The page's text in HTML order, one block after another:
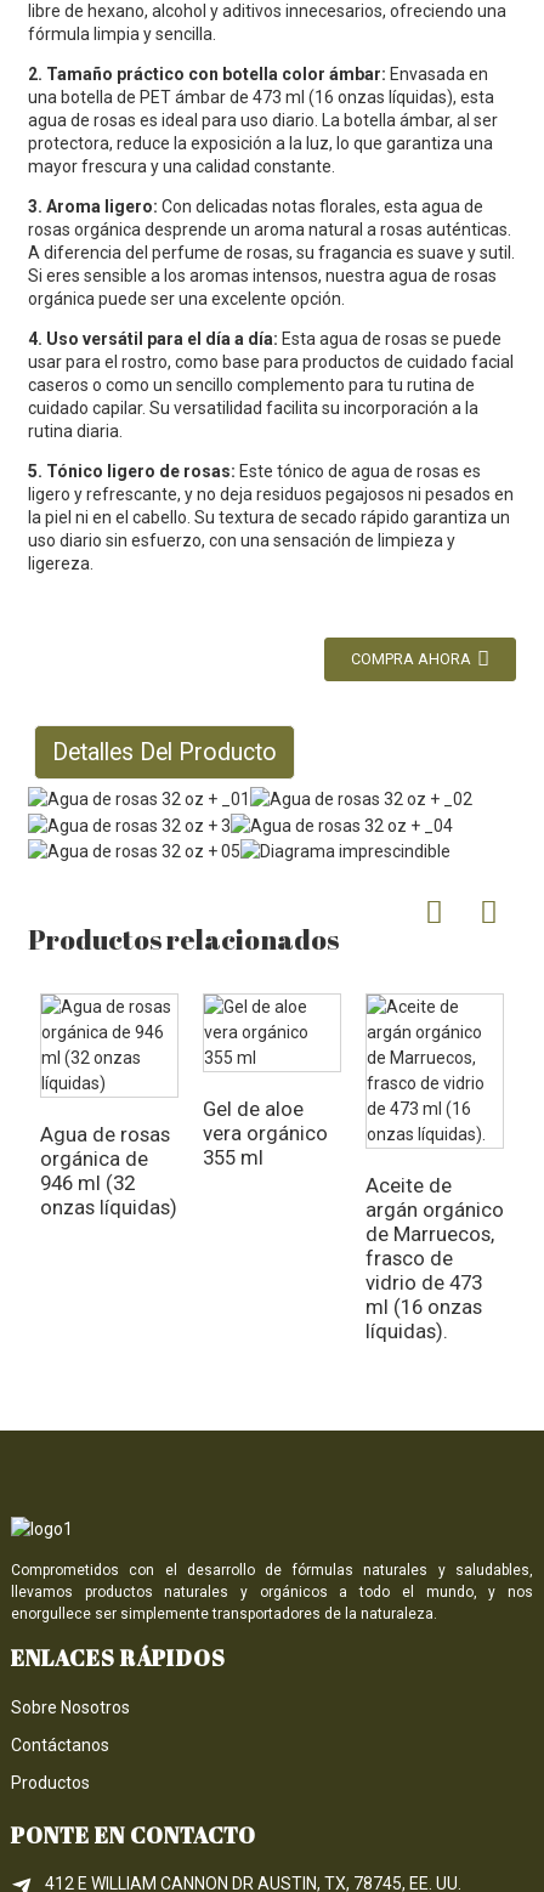
libre de hexano, alcohol y aditivos innecesarios, ofreciendo una
fórmula limpia y sencilla.
2. Tamaño práctico con botella color ámbar: Envasada en
una botella de PET ámbar de 473 ml (16 onzas líquidas), esta
agua de rosas es ideal para uso diario. La botella ámbar, al ser
protectora, reduce la exposición a la luz, lo que garantiza una
mayor frescura y una calidad constante.
3. Aroma ligero: Con delicadas notas florales, esta agua de
rosas orgánica desprende un aroma natural a rosas auténticas.
A diferencia del perfume de rosas, su fragancia es suave y sutil.
Si eres sensible a los aromas intensos, nuestra agua de rosas
orgánica puede ser una excelente opción.
4. Uso versátil para el día a día: Esta agua de rosas se puede
usar para el rostro, como base para productos de cuidado facial
caseros o como un sencillo complemento para tu rutina de
cuidado capilar. Su versatilidad facilita su incorporación a la
rutina diaria.
5. Tónico ligero de rosas: Este tónico de agua de rosas es
ligero y refrescante, y no deja residuos pegajosos ni pesados ​​en
la piel ni en el cabello. Su textura de secado rápido garantiza un
uso diario sin esfuerzo, con una sensación de limpieza y
ligereza.
COMPRA AHORA
Detalles Del Producto
Productos relacionados
Agua de rosas
orgánica de
946 ml (32
onzas líquidas)
Gel de aloe
vera orgánico
355 ml
Aceite de
argán orgánico
de Marruecos,
frasco de
vidrio de 473
ml (16 onzas
líquidas).
Comprometidos con el desarrollo de fórmulas naturales y saludables,
llevamos productos naturales y orgánicos a todo el mundo, y nos
enorgullece ser simplemente transportadores de la naturaleza.
ENLACES RÁPIDOS
Sobre Nosotros
Contáctanos
Productos
PONTE EN CONTACTO
412 E WILLIAM CANNON DR AUSTIN, TX, 78745, EE. UU.